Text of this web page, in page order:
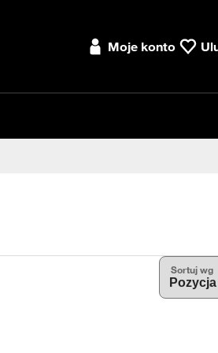
Moje konto
Sortuj wg